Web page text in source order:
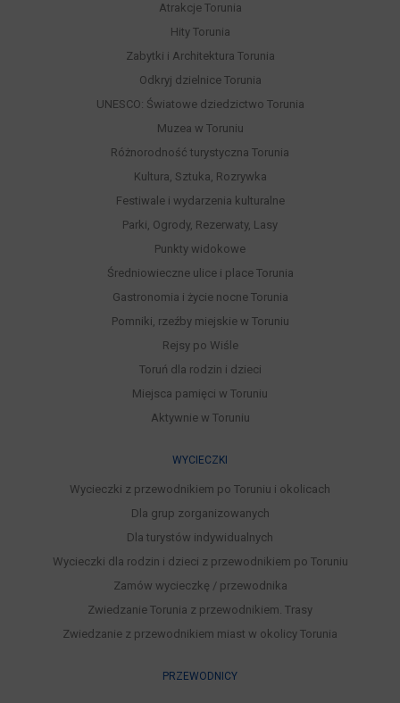
Atrakcje Torunia
Hity Torunia
Zabytki i Architektura Torunia
Odkryj dzielnice Torunia
UNESCO: Światowe dziedzictwo Torunia
Muzea w Toruniu
Różnorodność turystyczna Torunia
Kultura, Sztuka, Rozrywka
Festiwale i wydarzenia kulturalne
Parki, Ogrody, Rezerwaty, Lasy
Punkty widokowe
Średniowieczne ulice i place Torunia
Gastronomia i życie nocne Torunia
Pomniki, rzeźby miejskie w Toruniu
Rejsy po Wiśle
Toruń dla rodzin i dzieci
Miejsca pamięci w Toruniu
Aktywnie w Toruniu
WYCIECZKI
Wycieczki z przewodnikiem po Toruniu i okolicach
Dla grup zorganizowanych
Dla turystów indywidualnych
Wycieczki dla rodzin i dzieci z przewodnikiem po Toruniu
Zamów wycieczkę / przewodnika
Zwiedzanie Torunia z przewodnikiem. Trasy
Zwiedzanie z przewodnikiem miast w okolicy Torunia
PRZEWODNICY